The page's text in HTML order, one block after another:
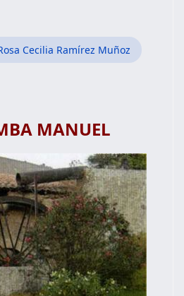
Cecilia Ramírez Muñoz
MANUEL